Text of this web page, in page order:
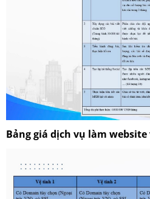
Bảng giá dịch vụ làm